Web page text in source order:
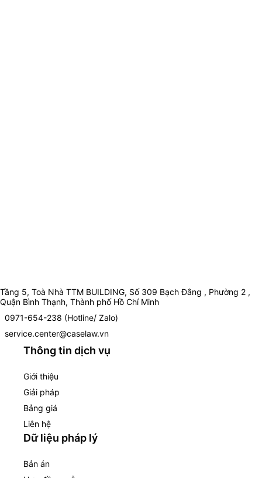
Tầng 5, Toà Nhà TTM BUILDING, Số 309 Bạch Đằng , Phường 2 ,
Quận Bình Thạnh, Thành phố Hồ Chí Minh
0971-654-238 (Hotline/ Zalo)
service.center@caselaw.vn
Thông tin dịch vụ
Giới thiệu
Giải pháp
Bảng giá
Liên hệ
Dữ liệu pháp lý
Bản án